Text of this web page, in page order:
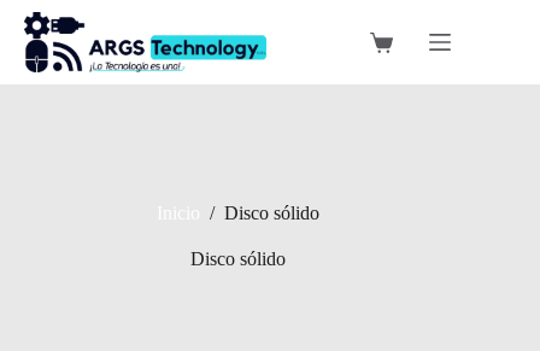
Saltar
contenido
Carro
/ Disco sólido
Disco sólido